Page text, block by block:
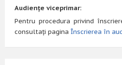
Audiențe viceprimar:
Pentru procedura privind
consultați pagina Înscrierea în